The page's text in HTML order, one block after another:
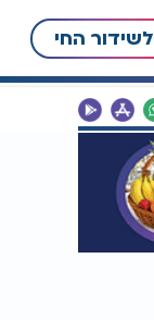
לשידור החי